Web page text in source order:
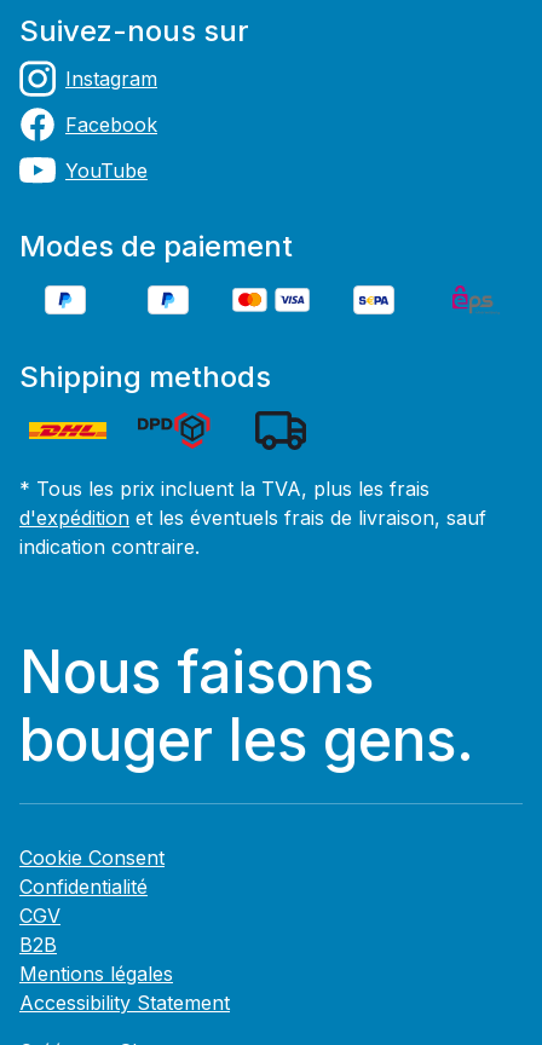
Suivez-nous sur
Instagram
Facebook
YouTube
Modes de paiement
Shipping methods
* Tous les prix incluent la TVA, plus les frais
d'expédition et les éventuels frais de livraison, sauf
indication contraire.
Nous faisons
bouger les gens.
Cookie Consent
Confidentialité
CGV
B2B
Mentions légales
Accessibility Statement